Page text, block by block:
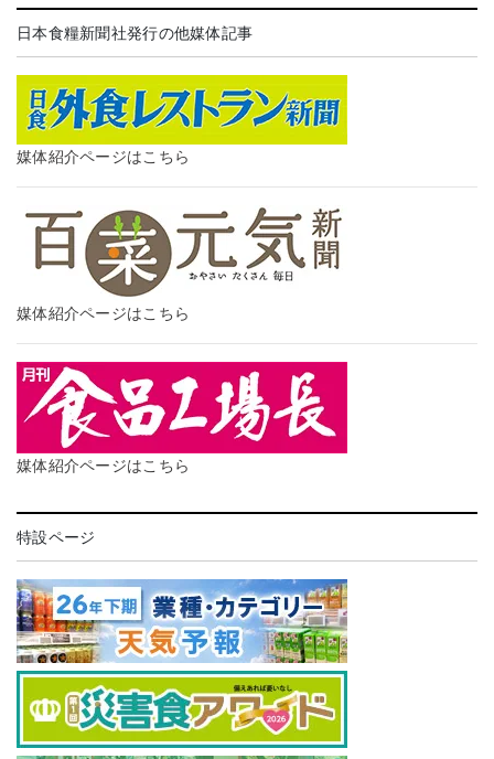
日本食糧新聞社発行の他媒体記事
媒体紹介ページはこちら
媒体紹介ページはこちら
媒体紹介ページはこちら
特設ページ